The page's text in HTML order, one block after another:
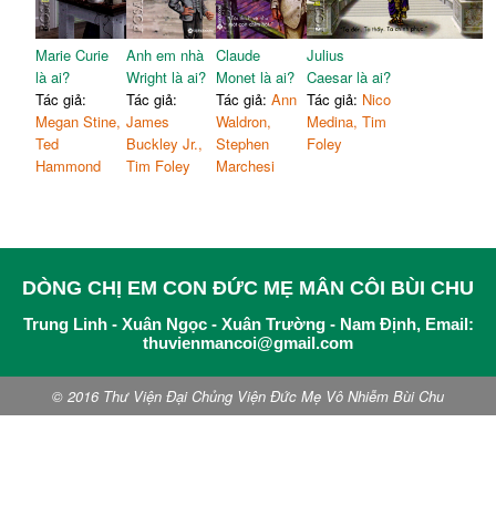
Marie Curie
là ai?
Tác giả:
Megan Stine,
Ted
Hammond
Anh em nhà
Wright là ai?
Tác giả:
James
Buckley Jr.,
Tim Foley
Claude
Monet là ai?
Tác giả:Ann
Waldron,
Stephen
Marchesi
Julius
Caesar là ai?
Tác giả: Nico
Medina, Tim
Foley
DÒNG CHỊ EM CON ĐỨC MẸ MÂN CÔI BÙI CHU
Trung Linh - Xuân Ngọc - Xuân Trường - Nam Định, Email:
thuvienmancoi@gmail.com
© 2016 Thư Viện Đại Chủng Viện Đức Mẹ Vô Nhiễm Bùi Chu